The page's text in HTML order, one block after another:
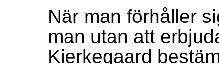
När man förhåller
man utan att
Kierkegaard